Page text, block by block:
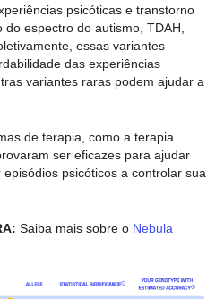
psicóticas e transtorno
espectro do autismo, TDAH,
essas variantes
das experiências
variantes raras podem ajudar a
de terapia, como a terapia
ser eficazes para ajudar
psicóticos a controlar sua
Saiba mais sobre o Nebula